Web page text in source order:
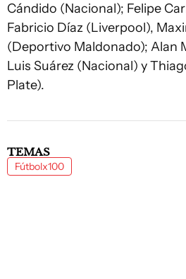
Cándido (Nacional); Felipe
Fabricio Díaz (Liverpool),
(Deportivo Maldonado); Alan
Luis Suárez (Nacional) y
Plate).
TEMAS
Fútbolx100